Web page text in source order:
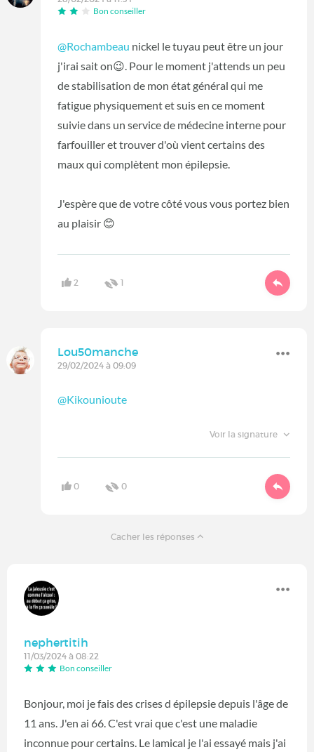
Bon conseiller
@Rochambeau nickel le tuyau peut être un jour
j'irai sait on😉. Pour le moment j'attends un peu
de stabilisation de mon état général qui me
fatigue physiquement et suis en ce moment
suivie dans un service de médecine interne pour
farfouiller et trouver d'où vient certains des
maux qui complètent mon épilepsie.
J'espère que de votre côté vous vous portez bien
au plaisir 😊
2 1
Lou50manche
29/02/2024 à 09:09
@Kikounioute
Voir la signature
0 0
Cacher les réponses
nephertitih
11/03/2024 à 08:22
Bon conseiller
Bonjour, moi je fais des crises d épilepsie depuis l'âge de
11 ans. J'en ai 66. C'est vrai que c'est une maladie
inconnue pour certains. Le lamical je l'ai essayé mais j'ai